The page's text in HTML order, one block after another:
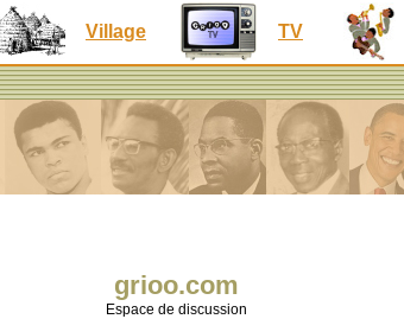
Village TV
grioo.com
Espace de discussion